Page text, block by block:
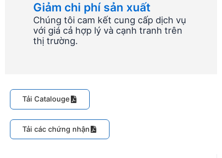
Giảm chi phí sản xuất
Chúng tôi cam kết cung cấp dịch vụ
với giá cả hợp lý và cạnh tranh trên
thị trường.
Tải Catalouge
Tải các chứng nhận